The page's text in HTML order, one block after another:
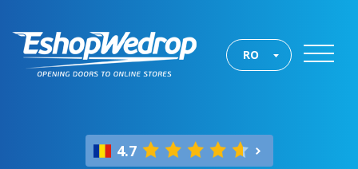
RO
4.7